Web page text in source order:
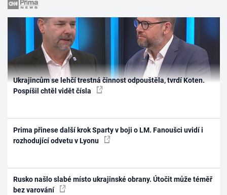
Ukrajincům se lehčí trestná činnost odpouštěla, tvrdí Koten.
Pospíšil chtěl vidět čísla
Prima přinese další krok Sparty v boji o LM. Fanoušci uvidí i
rozhodující odvetu v Lyonu
Rusko našlo slabé místo ukrajinské obrany. Útočit může téměř
bez varování